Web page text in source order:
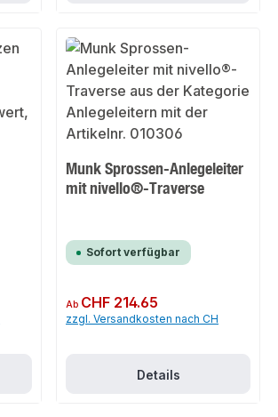
Munk Sprossen-Anlegeleiter
mit nivello®-Traverse
Sofort verfügbar
Regulärer Preis:
Ab CHF 214.65
zzgl. Versandkosten nach CH
Details